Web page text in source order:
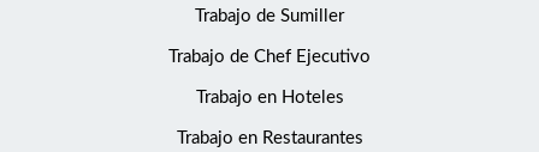
Trabajo de Sumiller
Trabajo de Chef Ejecutivo
Trabajo en Hoteles
Trabajo en Restaurantes